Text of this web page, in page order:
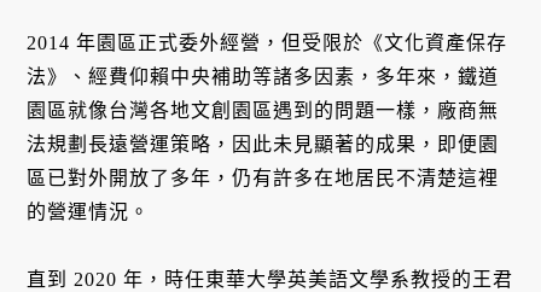
2014 年園區正式委外經營，但受限於《文化資產保存
法》、經費仰賴中央補助等諸多因素，多年來，鐵道
園區就像台灣各地文創園區遇到的問題一樣，廠商無
法規劃長遠營運策略，因此未見顯著的成果，即便園
區已對外開放了多年，仍有許多在地居民不清楚這裡
的營運情況。
直到 2020 年，時任東華大學英美語文學系教授的王君